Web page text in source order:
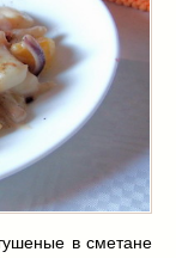
в сметане